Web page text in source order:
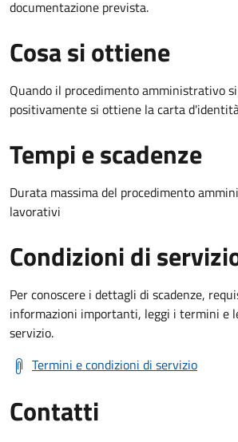
documentazione prevista.
Cosa si ottiene
Quando il procedimento amministrativo
positivamente si ottiene la carta
Tempi e scadenze
Durata massima del procedimento
lavorativi
Condizioni di
Per conoscere i dettagli di scadenze,
informazioni importanti, leggi i termini e
servizio.
Termini e condizioni di servizio
Contatti